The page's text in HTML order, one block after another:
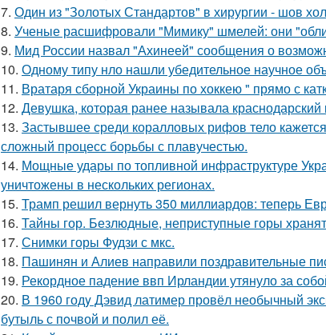
7. Один из "Золотых Стандартов" в хирургии - шов
8. Ученые расшифровали "Мимику" шмелей: они
9. Мид России назвал "Ахинеей" сообщения о
10. Одному типу нло нашли убедительное научное
11. Вратаря сборной Украины по хоккею " прямо с
12. Девушка, которая ранее называла
13. Застывшее среди коралловых рифов тело
сложный процесс борьбы с плавучестью.
14. Мощные удары по топливной инфраструктуре
уничтожены в нескольких регионах.
15. Трамп решил вернуть 350 миллиардов: теперь
16. Тайны гор. Безлюдные, неприступные горы
17. Снимки горы Фудзи с мкс.
18. Пашинян и Алиев направили поздравительные
19. Рекордное падение ввп Ирландии утянуло за
20. В 1960 годy Дэвид латимер провёл необычный
бутыль с пoчвой и полил её.